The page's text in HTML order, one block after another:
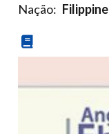
Nação: Filippine